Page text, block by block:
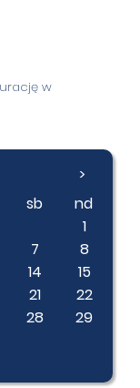
w
>
sb
nd
1
7
8
14
15
21
22
28
29